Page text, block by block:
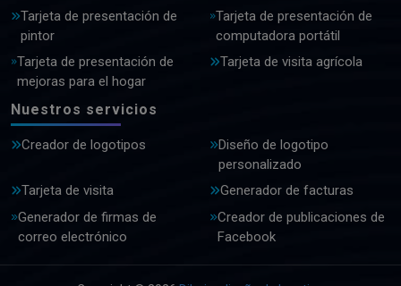
Tarjeta de presentación de
pintor
Tarjeta de presentación de
computadora portátil
Tarjeta de presentación de
mejoras para el hogar
Tarjeta de visita agrícola
Nuestros servicios
Creador de logotipos
Diseño de logotipo
personalizado
Tarjeta de visita
Generador de facturas
Generador de firmas de
correo electrónico
Creador de publicaciones de
Facebook